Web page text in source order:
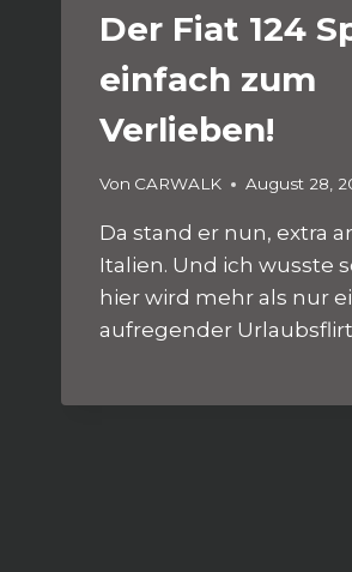
Der Fiat 124
einfach zum
Verlieben!
Von CARWALK August 28,
Da stand er nun, extra
Italien. Und ich wusste
hier wird mehr als nur
aufregender